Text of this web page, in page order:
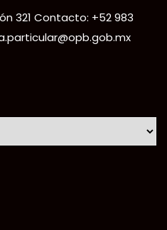
321 Contacto: +52 983